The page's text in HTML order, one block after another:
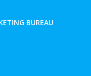
BUREAU